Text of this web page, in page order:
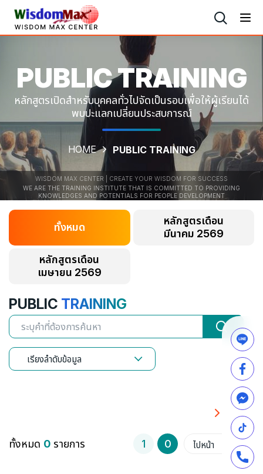
PUBLICTRAINING
หลักสูตรเปิดสำหรับบุคคลทั่วไปจัดเป็นรอบเพื่อให้ผู้เรียนได้
พบปะแลกเปลี่ยนประสบการณ์
HOME PUBLIC TRAINING
WISDOM MAX CENTER | CREATE YOUR WISDOM FOR SUCCESS
WE ARE THE TRAINING INSTITUTE THAT IS COMMITTED TO PROVIDING
KNOWLEDGES AND POTENTIALS FOR PEOPLE DEVELOPMENT
ทั้งหมด
หลักสูตรเดือน
มีนาคม 2569
หลักสูตรเดือน
เมษายน 2569
PUBLIC TRAINING
เรียงลำดับข้อมูล
ทั้งหมด 0 รายการ 1 0 ไปหน้า